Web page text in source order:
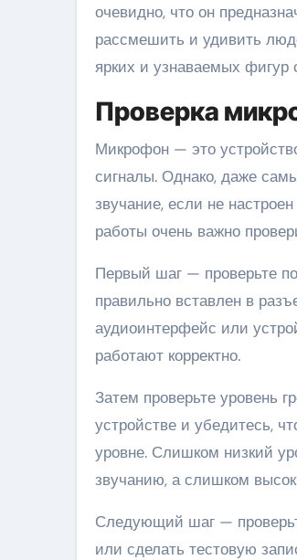
очевидно, что он
рассмешить и удивить
ярких и узнаваемых фигур
Проверка
Микрофон — это
сигналы. Однако, даже
звучание, если не
работы очень важно
Первый шаг — проверьте
правильно вставлен в
аудиоинтерфейс или
работают корректно.
Затем проверьте уровень
устройстве и убедитесь,
уровне. Слишком низкий
звучанию, а слишком
Следующий шаг —
или сделать тестовую